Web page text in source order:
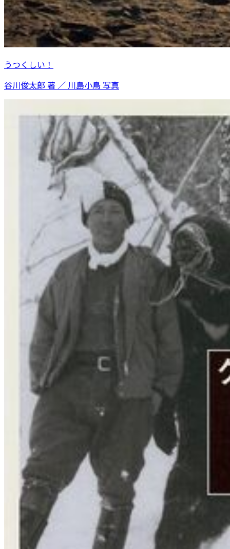
うつくしい！
谷川俊太郎 著 ／ 川島小鳥 写真